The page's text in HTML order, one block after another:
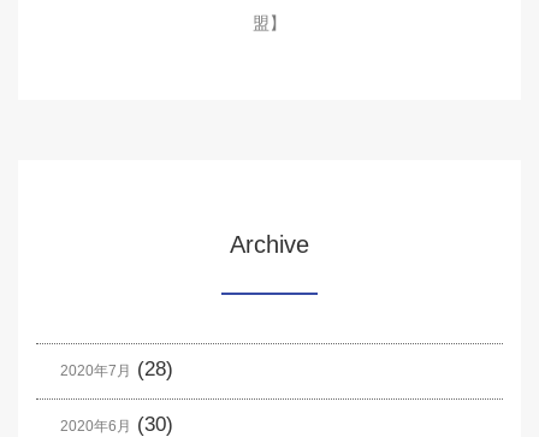
盟】
Archive
2020年7月 (28)
2020年6月 (30)